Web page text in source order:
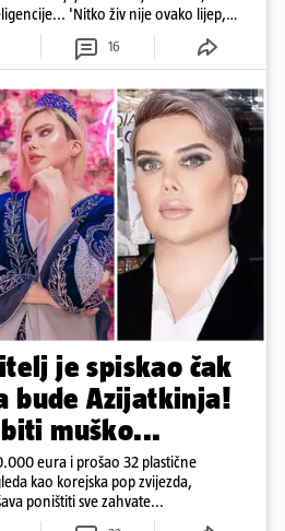
'Nitko živ nije ovako lijep,
komentaru pod njezinim
16
je spiskao čak
bude Azijatkinja!
muško...
eura i prošao 32 plastične
kao korejska pop zvijezda,
poništiti sve zahvate...